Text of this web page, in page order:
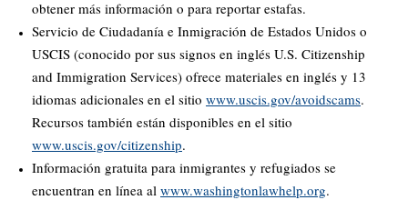
obtener más información o para reportar estafas.
Servicio de Ciudadanía e Inmigración de Estados Unidos o
USCIS (conocido por sus signos en inglés U.S. Citizenship
and Immigration Services) ofrece materiales en inglés y 13
idiomas adicionales en el sitio www.uscis.gov/avoidscams.
Recursos también están disponibles en el sitio
www.uscis.gov/citizenship.
Información gratuita para inmigrantes y refugiados se
encuentran en línea al www.washingtonlawhelp.org.